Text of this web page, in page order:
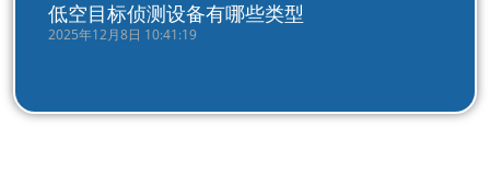
低空目标侦测设备有哪些类型
2025年12月8日 10:41:19